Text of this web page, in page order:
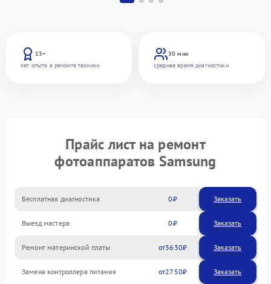
13+
лет опыта в ремонте техники
30 мин
среднее время диагностики
Прайс лист на ремонт
фотоаппаратов Samsung
Бесплатная диагностика 0 Заказать
Выезд мастера 0 Заказать
Ремонт материнской платы 3630
Замена контроллера питания 2750